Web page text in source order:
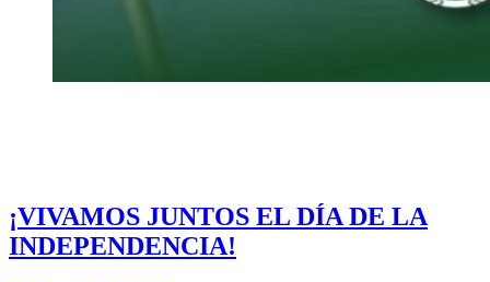
¡VIVAMOS JUNTOS EL DÍA DE LA
INDEPENDENCIA!